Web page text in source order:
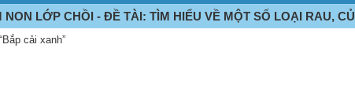
NON LỚP CHỒI - ĐỀ TÀI: TÌM HIỂU VỀ MỘT SỐ LOẠI RAU, CỦ
cải xanh”